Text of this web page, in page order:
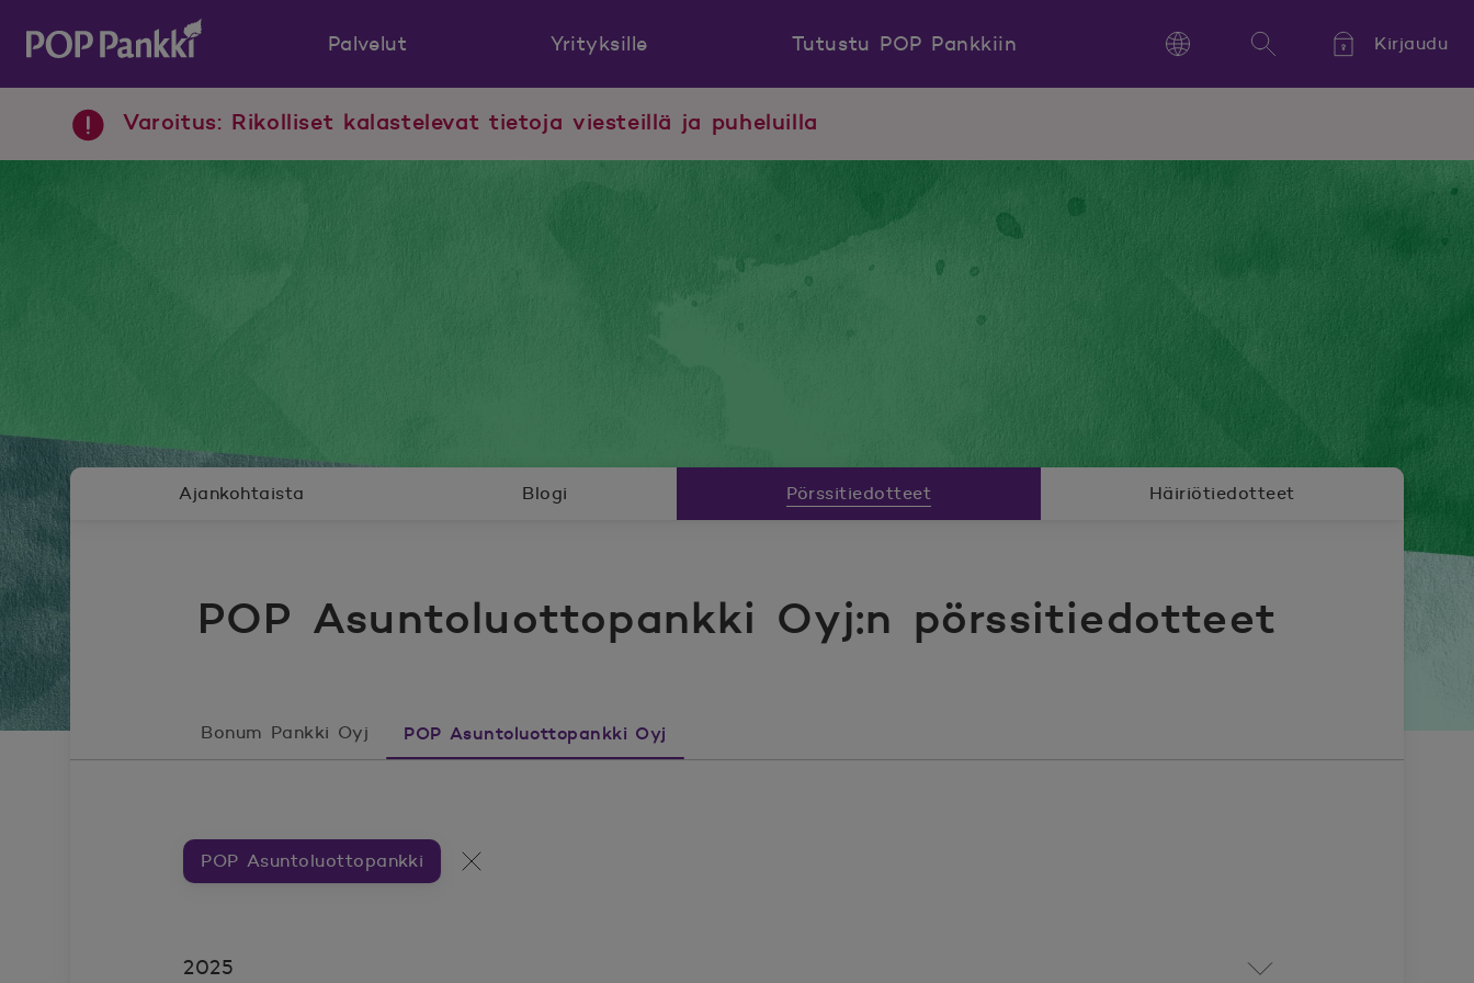
POP Pankki, etusivulle
Palvelut Yrityksille
Tutustu POP Pankkiin
Kieli,
Language Hae
Kirjaudu
Varoitus: Rikolliset kalastelevat tietoja viesteillä ja puheluilla
POP Asuntoluottopankki Oyj:n pörssitiedotteet
Ajankohtaista Blogi Pörssitiedotteet Häiriötiedotteet
Bonum Pankki Oyj POP Asuntoluottopankki Oyj
Artikkeleita aiheesta ###
POP Asuntoluottopankki Kaikki artikkelit
2025